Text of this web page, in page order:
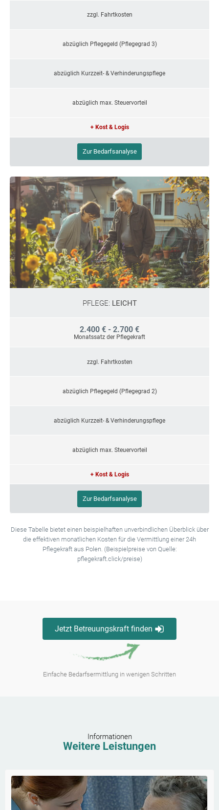
zzgl. Fahrtkosten
abzüglich Pflegegeld (Pflegegrad 3)
abzüglich Kurzzeit- & Verhinderungspflege
abzüglich max. Steuervorteil
+ Kost & Logis
Zur Bedarfsanalyse
PFLEGE: LEICHT
2.400 € - 2.700 €
Monatssatz der Pflegekraft
zzgl. Fahrtkosten
abzüglich Pflegegeld (Pflegegrad 2)
abzüglich Kurzzeit- & Verhinderungspflege
abzüglich max. Steuervorteil
+ Kost & Logis
Zur Bedarfsanalyse
Diese Tabelle bietet einen beispielhaften unverbindlichen Überblick über
die effektiven monatlichen Kosten für die Vermittlung einer 24h
Pflegekraft aus Polen. (Beispielpreise von Quelle:
pflegekraft.click/preise)
Jetzt Betreuungskraft finden
Einfache Bedarfsermittlung in wenigen Schritten
Informationen
Weitere Leistungen